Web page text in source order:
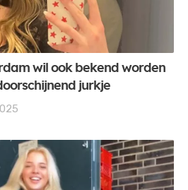
wil ook bekend worden
jurkje